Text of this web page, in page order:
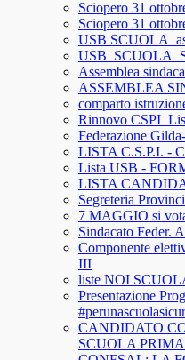
Sciopero 31
Sciopero 31
USB
Assemblea
ASSEMBLEA
comparto
Rinnovo
Federazione
LISTA C.S.P.I. -
Lista USB -
LISTA
Segreteria
7 MAGGIO si
Sindacato Feder.
Componente
III
liste NOI
Presentazione
CANDIDATO
SCUOLA